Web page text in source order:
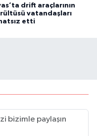
drift araçlarının
vatandaşları
etti